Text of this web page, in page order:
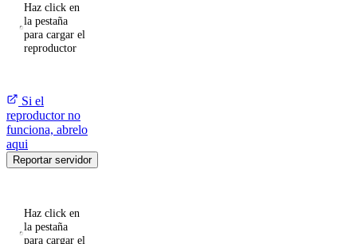
Haz click en
la pestaña
para cargar el
reproductor
Si el
reproductor no
funciona, abrelo
aqui
Reportar servidor
Haz click en
la pestaña
para cargar el